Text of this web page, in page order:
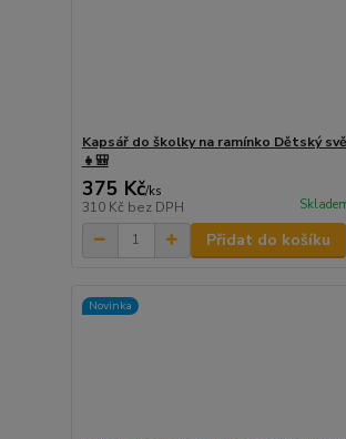
Kapsář do školky na ramínko Dětský
👧🎒
375 Kč/ks
310 Kč bez DPH
Přidat do košíku
Novinka